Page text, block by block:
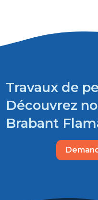
Travaux de
Découvrez
Brabant